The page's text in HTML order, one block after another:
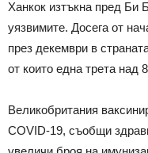
Ханкок изтъкна пред Би
уязвимите. Досега от
през декември в
от които една трета над
Великобритания
COVID-19, съобщи